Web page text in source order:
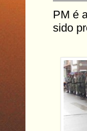
PM é
sido